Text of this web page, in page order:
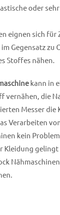
oder
eignen sich
Gegensatz zu
Stoffes nähen.
kann in
vernähen, die
Messer die
Verarbeiten
kein
Kleidung